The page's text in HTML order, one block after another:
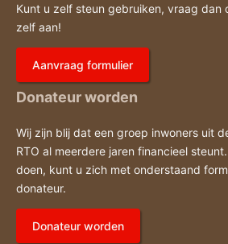
Kunt u zelf steun gebruiken, vraag dan
zelf aan!
Aanvraag formulier
Donateur worden
Wij zijn blij dat een groep inwoners uit
RTO al meerdere jaren financieel
doen, kunt u zich met onderstaand
donateur.
Donateur worden